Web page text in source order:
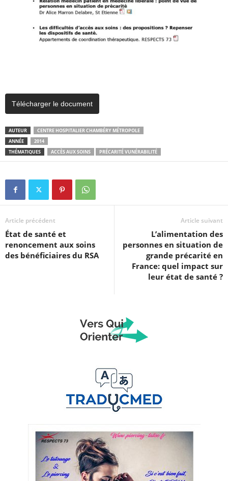
Télécharger le document
AUTEUR
CENTRE HOSPITALIER CHAMBÉRY MÉTROPOLE
ANNÉE
2014
THÉMATIQUES
ACCÈS AUX SOINS PRÉCARITÉ VUNÉRABILITÉ
Article précédent
État de santé et
renoncement aux soins
des bénéficiaires du RSA
Article suivant
L’alimentation des
personnes en situation de
grande précarité en
France: quel impact sur
leur état de santé ?